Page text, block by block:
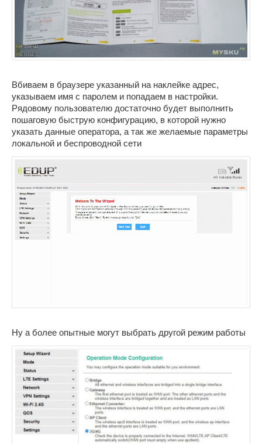
Вбиваем в браузере указанный на наклейке адрес,
указываем имя с паролем и попадаем в настройки.
Рядовому пользователю достаточно будет выполнить
пошаговую быструю конфигурацию, в которой нужно
указать данные оператора, а так же желаемые параметры
локальной и беспроводной сети
Ну а более опытные могут выбрать другой режим работы